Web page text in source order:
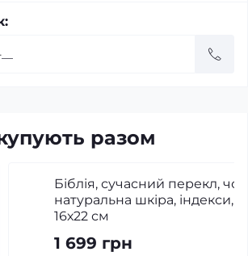
разом
сучасний перекл, чорна,
шкіра, індекси, золотий зріз,